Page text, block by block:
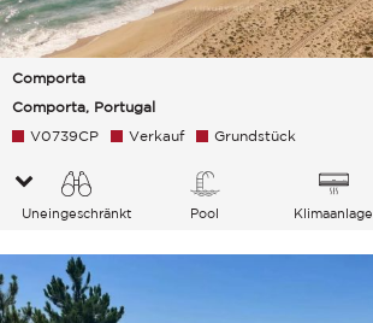
Comporta
Comporta, Portugal
V0739CP Verkauf Grundstück
Uneingeschränkt
Pool Klimaanlage